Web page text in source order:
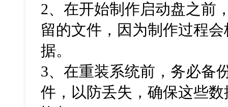
2、在开始制作启动盘之前
留的文件，因为制作过程
据。
3、在重装系统前，务必备
件，以防丢失，确保这些